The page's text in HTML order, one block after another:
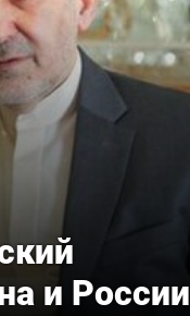
и России